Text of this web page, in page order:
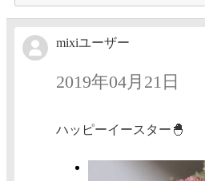
mixiユーザー
2019年04月21日
ハッピーイースター🐣